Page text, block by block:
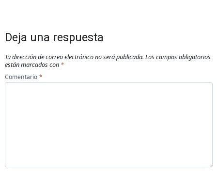
Deja una respuesta
Tu dirección de correo electrónico no será publicada. Los campos obligatorios
están marcados con *
Comentario *